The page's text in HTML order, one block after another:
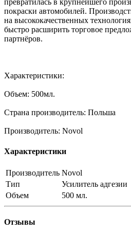
превратилась в крупнейшего
покраски автомобилей.
на высококачественных
быстро расширить торговое
партнёров.
Характеристики:
Объем: 500мл.
Страна производитель: Польша
Производитель: Novol
Характеристики
Производитель Novol
Тип
Усилитель адгезии
Объем
500 мл.
Отзывы